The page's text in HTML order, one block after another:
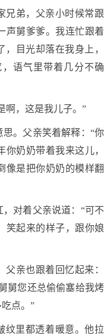
兄弟，父亲小时候常跟
声舅爹爹。我连忙跟着
目光却落在我身上，
语气里带着几分不确
啊，这是我儿子。”
。父亲笑着解释：“你
奶奶带着我来这儿，
像是把你奶奶的模样翻
对着父亲说道：“可不
笑起来的样子，跟你娘
亲也跟着回忆起来：
舅您还总偷偷塞给我烤
点。”
纹里都透着暖意。他拉